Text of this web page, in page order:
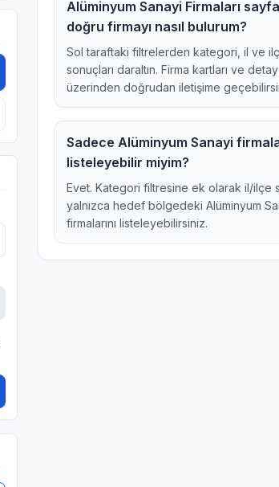
Alüminyum Sanayi Firmaları
doğru firmayı nasıl bulurum?
Sol taraftaki filtrelerden kategori, il ve
sonuçları daraltın. Firma kartları ve
üzerinden doğrudan iletişime
Sadece Alüminyum Sanayi
listeleyebilir miyim?
Evet. Kategori filtresine ek olarak il/ilçe
yalnızca hedef bölgedeki Alüminyum
firmalarını listeleyebilirsiniz.